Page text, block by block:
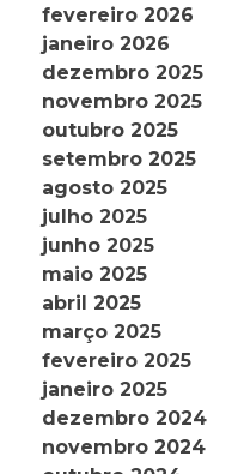
fevereiro 2026
janeiro 2026
dezembro 2025
novembro 2025
outubro 2025
setembro 2025
agosto 2025
julho 2025
junho 2025
maio 2025
abril 2025
março 2025
fevereiro 2025
janeiro 2025
dezembro 2024
novembro 2024